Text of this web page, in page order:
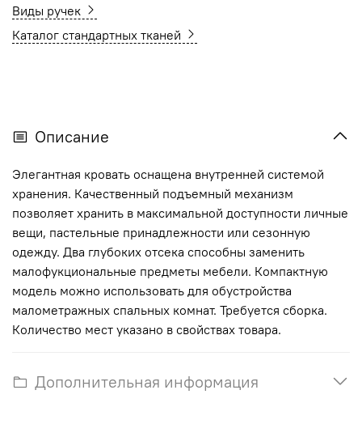
Виды ручек
Каталог стандартных тканей
Описание
Элегантная кровать оснащена внутренней системой
хранения. Качественный подъемный механизм
позволяет хранить в максимальной доступности личные
вещи, пастельные принадлежности или сезонную
одежду. Два глубоких отсека способны заменить
малофукциональные предметы мебели. Компактную
модель можно использовать для обустройства
малометражных спальных комнат. Требуется сборка.
Количество мест указано в свойствах товара.
Дополнительная информация